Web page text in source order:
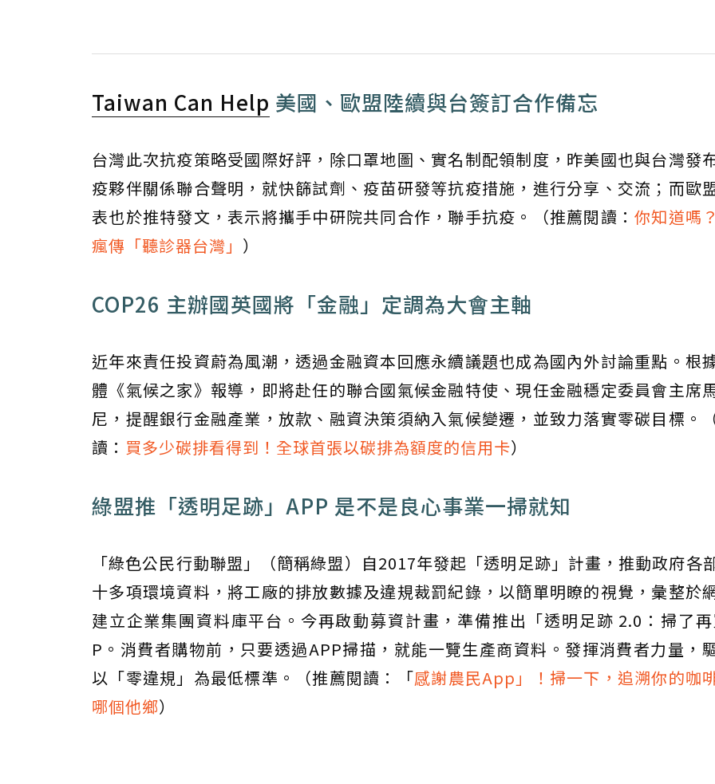
Taiwan Can Help 美國、歐盟陸續與台簽訂合作備忘
台灣此次抗疫策略受國際好評，除口罩地圖、實名制配領制度，昨美國也與台灣發
疫夥伴關係聯合聲明，就快篩試劑、疫苗研發等抗疫措施，進行分享、交流；而歐
表也於推特發文，表示將攜手中研院共同合作，聯手抗疫。（推薦閱讀：你知道嗎
瘋傳「聽診器台灣」 ）
COP26 主辦國英國將「金融」定調為大會主軸
近年來責任投資蔚為風潮，透過金融資本回應永續議題也成為國內外討論重點。根
體《氣候之家》報導，即將赴任的聯合國氣候金融特使、現任金融穩定委員會主席
尼，提醒銀行金融產業，放款、融資決策須納入氣候變遷，並致力落實零碳目標。
讀： 買多少碳排看得到！全球首張以碳排為額度的信用卡）
綠盟推「透明足跡」APP 是不是良心事業一掃就知
「綠色公民行動聯盟」（簡稱綠盟）自2017年發起「透明足跡」計畫，推動政府各
十多項環境資料，將工廠的排放數據及違規裁罰紀錄，以簡單明瞭的視覺，彙整於
建立企業集團資料庫平台。今再啟動募資計畫，準備推出「透明足跡 2.0：掃了
P。消費者購物前，只要透過APP掃描，就能一覽生產商資料。發揮消費者力量，
以「零違規」為最低標準。（推薦閱讀：「感謝農民App」！掃一下，追溯你的咖
哪個他鄉）